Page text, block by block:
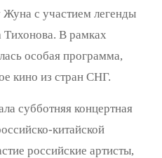
с участием легенды
Тихонова. В рамках
особая программа,
кино из стран СНГ.
субботняя концертная
китайской
российские артисты,